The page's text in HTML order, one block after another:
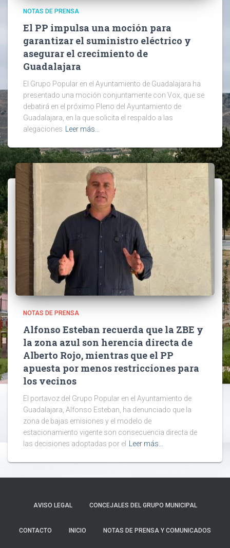
NOTAS DE PRENSA
El PP impulsa una moción para
garantizar el suministro eléctrico y
asegurar el crecimiento de
Guadalajara
El Grupo Popular en el Ayuntamiento de Guadalajara ha
presentado una moción conjuntamente con Vox, que se
debatirá en el próximo Pleno del Ayuntamiento de
Guadalajara, en la que solicita el respaldo a las
alegaciones Leer más…
NOTAS DE PRENSA
Alfonso Esteban recuerda que la ZBE y
la zona azul son herencia directa de
Alberto Rojo, mientras que el PP
apuesta por menos restricciones para
los vecinos
El portavoz del Grupo Popular en el Ayuntamiento de
Guadalajara, Alfonso Esteban, ha denunciado que la
zona de bajas emisiones y el modelo de
estacionamiento vigente son consecuencia directa de
las decisiones adoptadas por el
Leer más…
AVISO LEGAL CONCEJALES DEL GRUPO MUNICIPAL
CONTACTO INICIO NOTAS DE PRENSA Y COMUNICADOS